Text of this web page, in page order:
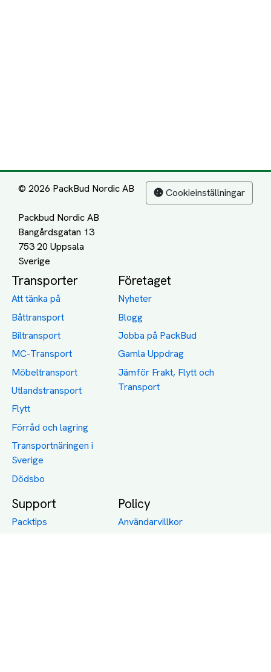
© 2026 PackBud Nordic AB
Packbud Nordic AB
Bangårdsgatan 13
753 20 Uppsala
Cookieinställningar
Transporter
Att tänka på
Båttransport
Biltransport
MC-Transport
Möbeltransport
Utlandstransport
Flytt
Förråd och lagring
Transportnäringen i
Sverige
Dödsbo
Företaget
Nyheter
Blogg
Jobba på PackBud
Gamla Uppdrag
Jämför Frakt, Flytt och
Transport
Support
Packtips
Policy
Användarvillkor